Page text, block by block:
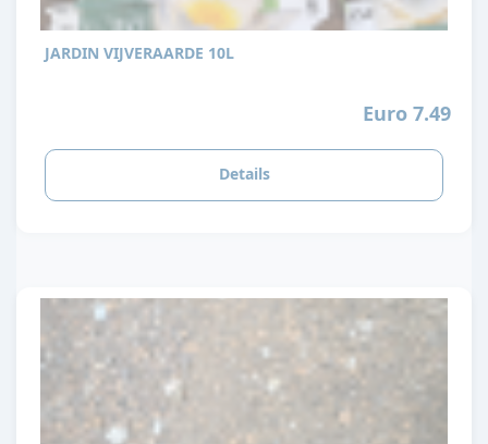
JARDIN VIJVERAARDE 10L
Euro 7.49
Details